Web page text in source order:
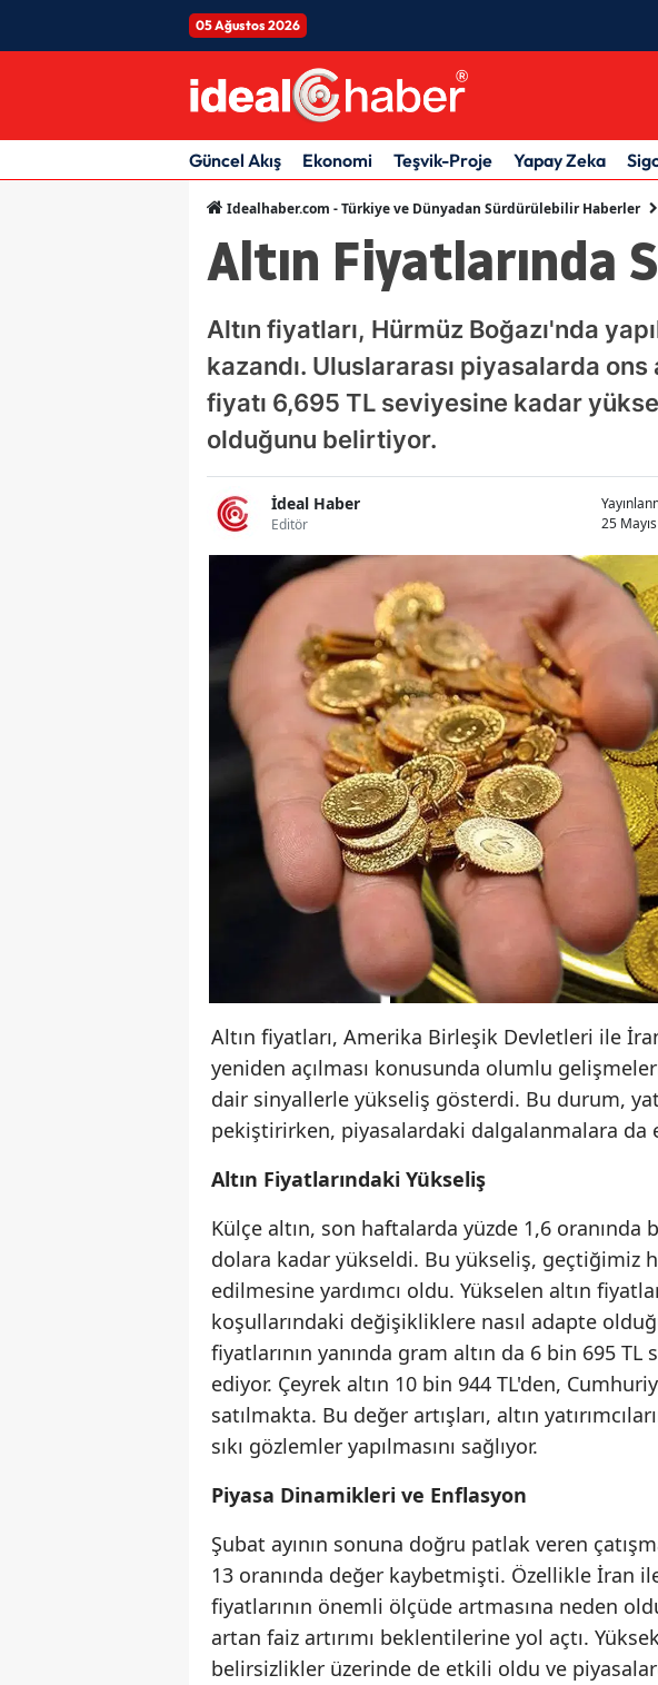
05 Ağustos 2026
Güncel Akış Ekonomi Teşvik-Proje Yapay Zeka
Idealhaber.com - Türkiye ve Dünyadan Sürdürülebilir Haberler
Altın Fiyatlarında
Altın fiyatları, Hürmüz Boğazı'nda
kazandı. Uluslararası piyasalarda
fiyatı 6,695 TL seviyesine kadar
olduğunu belirtiyor.
İdeal Haber
Editör
25
Altın fiyatları, Amerika Birleşik Devletleri ile
yeniden açılması konusunda olumlu
dair sinyallerle yükseliş gösterdi. Bu durum,
pekiştirirken, piyasalardaki dalgalanmalara da
Altın Fiyatlarındaki Yükseliş
Külçe altın, son haftalarda yüzde 1,6 oranında
dolara kadar yükseldi. Bu yükseliş, geçtiğimiz
edilmesine yardımcı oldu. Yükselen altın
koşullarındaki değişikliklere nasıl adapte
fiyatlarının yanında gram altın da 6 bin 695
ediyor. Çeyrek altın 10 bin 944 TL'den,
satılmakta. Bu değer artışları, altın
sıkı gözlemler yapılmasını sağlıyor.
Piyasa Dinamikleri ve Enflasyon
Şubat ayının sonuna doğru patlak veren
13 oranında değer kaybetmişti. Özellikle İran
fiyatlarının önemli ölçüde artmasına neden
artan faiz artırımı beklentilerine yol açtı.
belirsizlikler üzerinde de etkili oldu ve